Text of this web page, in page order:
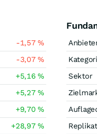
-1,57%
-3,07%
+5,16%
+5,27%
+9,70%
+28,97%
Sektor